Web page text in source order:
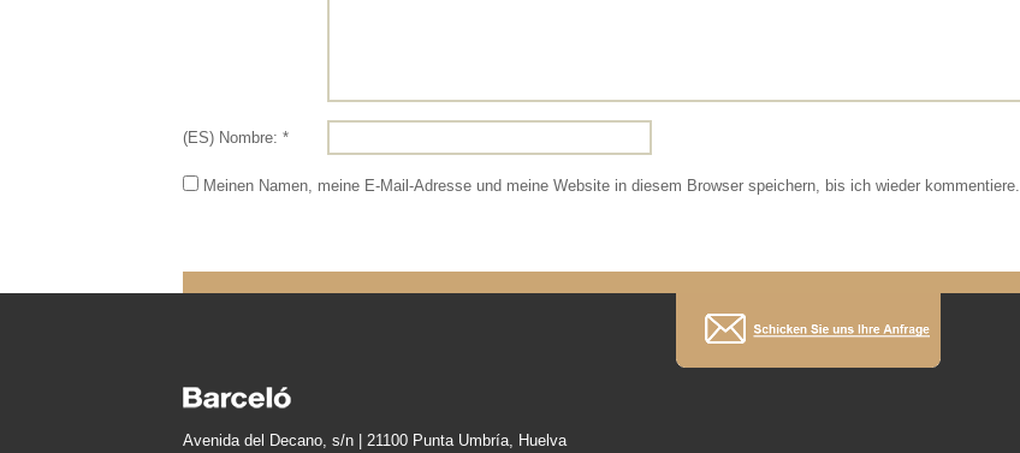
(ES) Nombre: *
Meinen Namen, meine E-Mail-Adresse und meine Website in diesem Browser speichern, bis ich wieder kommentiere.
Avenida del Decano, s/n | 21100 Punta Umbría, Huelva